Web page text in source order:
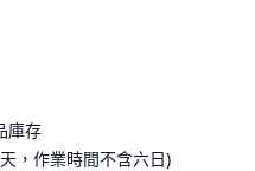
庫存
，作業時間不含六日)